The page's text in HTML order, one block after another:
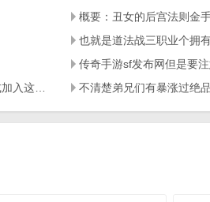
也就是道法战三职业个拥